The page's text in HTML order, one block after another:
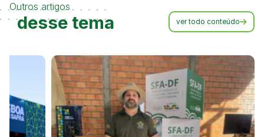
Outros artigos
desse tema ver todo conteúdo